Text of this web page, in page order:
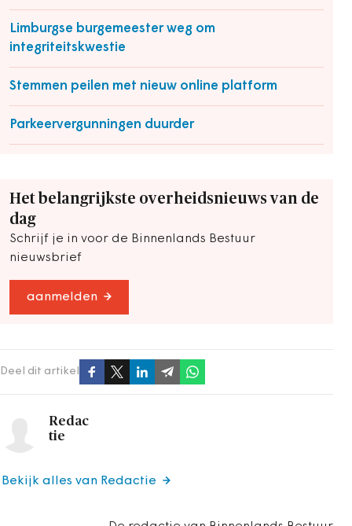
Limburgse burgemeester weg om
integriteitskwestie
Stemmen peilen met nieuw online platform
Parkeervergunningen duurder
Het belangrijkste overheidsnieuws van de
dag
Schrijf je in voor de Binnenlands Bestuur
nieuwsbrief
aanmelden
Deel dit artikel
Redac
tie
Bekijk alles van Redactie